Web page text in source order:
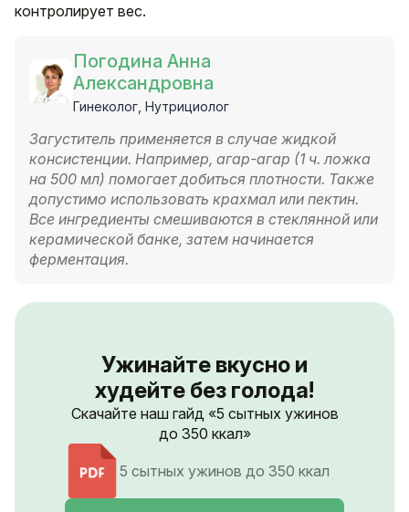
контролирует вес.
Погодина Анна
Александровна
Гинеколог, Нутрициолог
Загуститель применяется в случае жидкой
консистенции. Например, агар-агар (1 ч. ложка
на 500 мл) помогает добиться плотности. Также
допустимо использовать крахмал или пектин.
Все ингредиенты смешиваются в стеклянной или
керамической банке, затем начинается
ферментация.
Ужинайте вкусно и
худейте без голода!
Скачайте наш гайд «5 сытных ужинов
до 350 ккал»
5 сытных ужинов до 350 ккал